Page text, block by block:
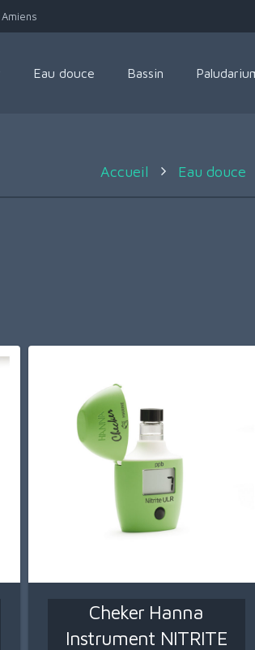
Eau douce Bassin
Accueil Eau douce
Cheker Hanna
Instrument NITRITE